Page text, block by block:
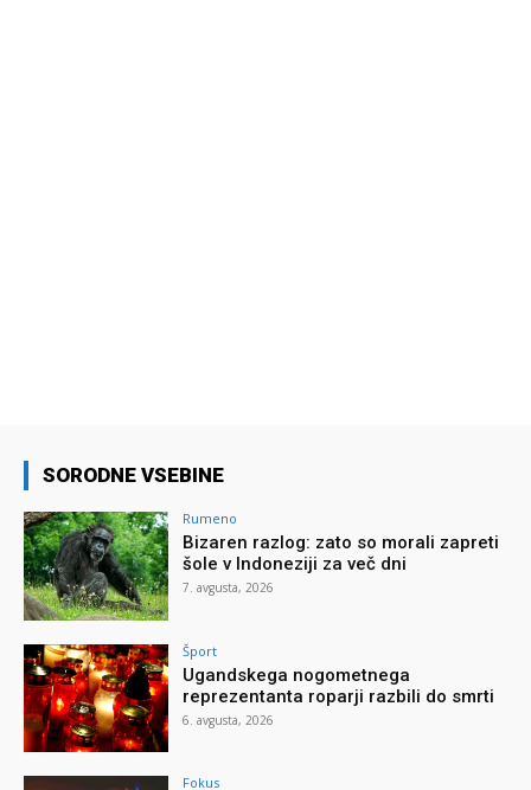
SORODNE VSEBINE
Rumeno
Bizaren razlog: zato so morali zapreti
šole v Indoneziji za več dni
7. avgusta, 2026
Šport
Ugandskega nogometnega
reprezentanta roparji razbili do smrti
6. avgusta, 2026
Fokus